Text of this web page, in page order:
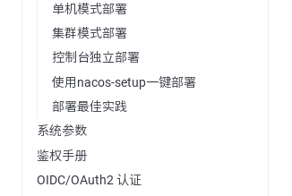
单机模式部署
集群模式部署
控制台独立部署
使用nacos-setup一键部署
部署最佳实践
系统参数
鉴权手册
OIDC/OAuth2 认证